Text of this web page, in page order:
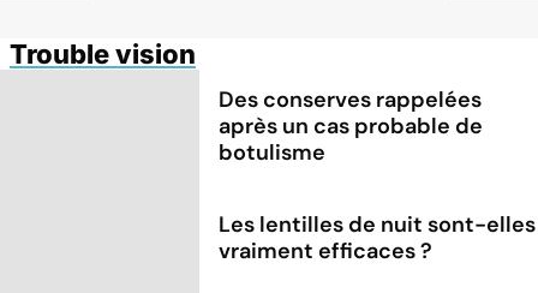
Trouble vision
Des conserves rappelées
après un cas probable de
botulisme
Les lentilles de nuit sont-elles
vraiment efficaces ?